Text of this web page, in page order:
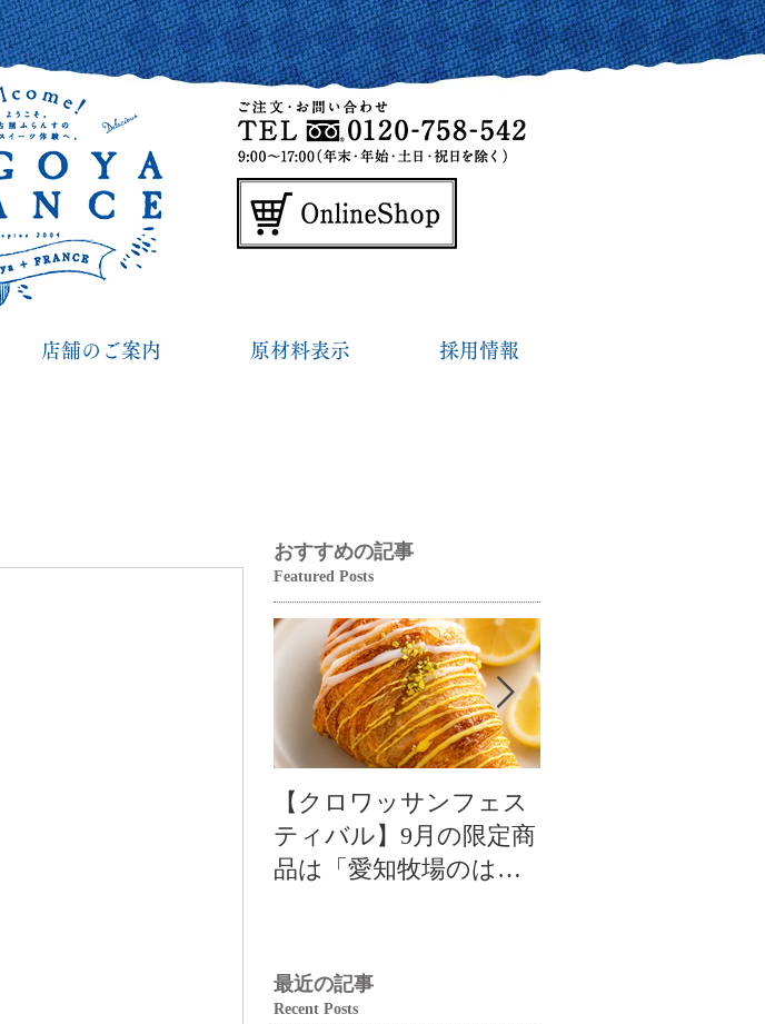
店舗のご案内 原材料表示 採用情報
おすすめの記事
Featured Posts
【クロワッサンフェス
ティバル】9月の限定商
品は「愛知牧場のはち
最近の記事
Recent Posts